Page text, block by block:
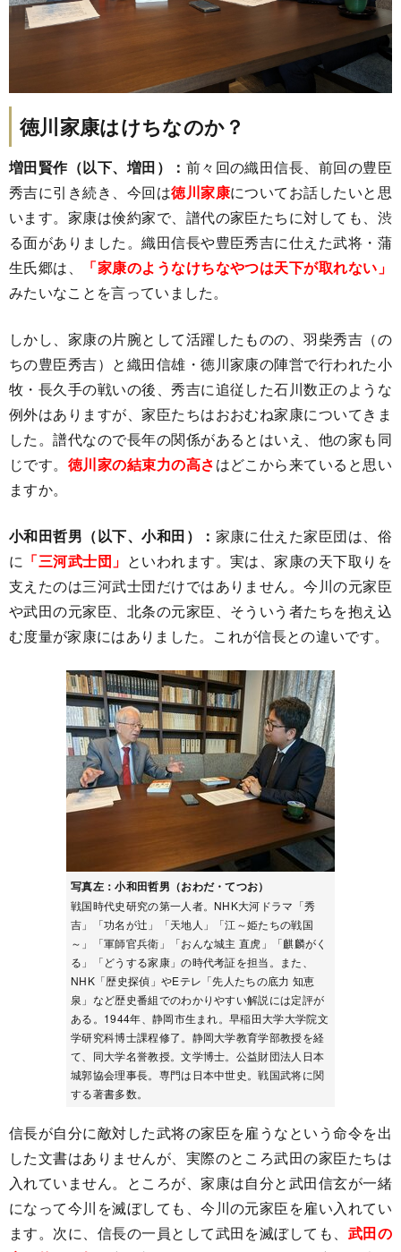
徳川家康はけちなのか？
増田賢作（以下、増田）： 前々回の織田信長、前回の豊臣
秀吉に引き続き、今回は徳川家康についてお話したいと思
います。家康は倹約家で、譜代の家臣たちに対しても、渋
る面がありました。織田信長や豊臣秀吉に仕えた武将・蒲
生氏郷は、
「家康のようなけちなやつは天下が取れない」
みたいなことを言っていました。
しかし、家康の片腕として活躍したものの、羽柴秀吉（の
ちの豊臣秀吉）と織田信雄・徳川家康の陣営で行われた小
牧・長久手の戦いの後、秀吉に追従した石川数正のような
例外はありますが、家臣たちはおおむね家康についてきま
した。譜代なので長年の関係があるとはいえ、他の家も同
じです。 徳川家の結束力の高さはどこから来ていると思い
ますか。
小和田哲男（以下、小和田）： 家康に仕えた家臣団は、俗
に 「三河武士団」 といわれます。実は、家康の天下取りを
支えたのは三河武士団だけではありません。今川の元家臣
や武田の元家臣、北条の元家臣、そういう者たちを抱え込
む度量が家康にはありました。これが信長との違いです。
写真左：小和田哲男（おわだ・てつお）
戦国時代史研究の第一人者。NHK大河ドラマ「秀
吉」「功名が辻」「天地人」「江～姫たちの戦国
～」「軍師官兵衛」「おんな城主 直虎」「麒麟がく
る」「どうする家康」の時代考証を担当。また、
NHK「歴史探偵」やEテレ「先人たちの底力 知恵
泉」など歴史番組でのわかりやすい解説には定評が
ある。1944年、静岡市生まれ。早稲田大学大学院文
学研究科博士課程修了。静岡大学教育学部教授を経
て、同大学名誉教授。文学博士。公益財団法人日本
城郭協会理事長。専門は日本中世史。戦国武将に関
する著書多数。
信長が自分に敵対した武将の家臣を雇うなという命令を出
した文書はありませんが、実際のところ武田の家臣たちは
入れていません。ところが、家康は自分と武田信玄が一緒
になって今川を滅ぼしても、今川の元家臣を雇い入れてい
ます。次に、信長の一員として武田を滅ぼしても、 武田の